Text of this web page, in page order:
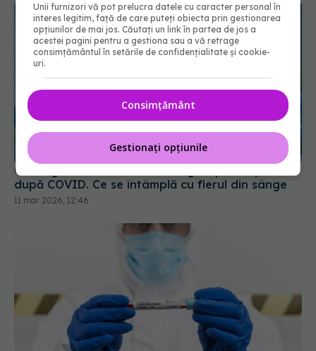
Ce au găsit cercetătorii în sângele pacienților
după COVID. Ce se întâmplă cu fierul din sânge
11 mar 2026, 12:46
Unii furnizori vă pot prelucra datele cu caracter personal în
interes legitim, față de care puteți obiecta prin gestionarea
opțiunilor de mai jos. Căutați un link în partea de jos a
acestei pagini pentru a gestiona sau a vă retrage
consimțământul în setările de confidențialitate și cookie-
uri.
Consimțământ
Gestionați opțiunile